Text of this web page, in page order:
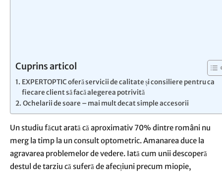
Cuprins articol
EXPERTOPTIC oferă servicii de calitate și consiliere pentru ca
fiecare client să facă alegerea potrivită
Ochelarii de soare – mai mult decat simple accesorii
Un studiu făcut arată că aproximativ 70% dintre români nu
merg la timp la un consult optometric. Amanarea duce la
agravarea problemelor de vedere. Iată cum unii descoperă
destul de tarziu că suferă de afecțiuni precum miopie,